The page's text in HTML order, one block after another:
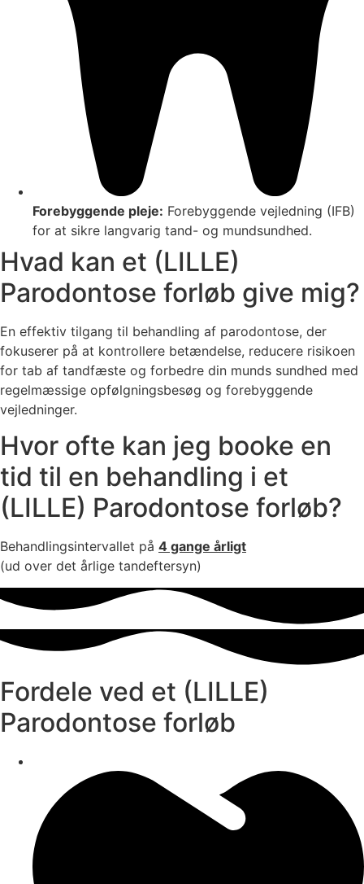
Forebyggende pleje: Forebyggende vejledning (IFB)
for at sikre langvarig tand- og mundsundhed.
Hvad kan et (LILLE)
Parodontose forløb give mig?
En effektiv tilgang til behandling af parodontose, der
fokuserer på at kontrollere betændelse, reducere risikoen
for tab af tandfæste og forbedre din munds sundhed med
regelmæssige opfølgningsbesøg og forebyggende
vejledninger.
Hvor ofte kan jeg booke en
tid til en behandling i et
(LILLE) Parodontose forløb?
Behandlingsintervallet på 4 gange årligt
(ud over det årlige tandeftersyn)
Fordele ved et (LILLE)
Parodontose forløb